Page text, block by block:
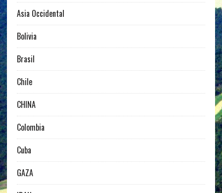
Asia Occidental
Bolivia
Brasil
Chile
CHINA
Colombia
Cuba
GAZA